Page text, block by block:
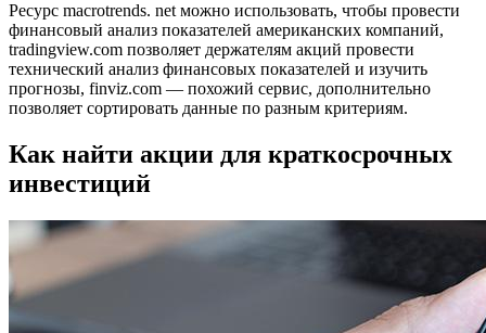
Ресурс macrotrends. net можно использовать, чтобы провести
финансовый анализ показателей американских компаний,
tradingview.com позволяет держателям акций провести
технический анализ финансовых показателей и изучить
прогнозы, finviz.com — похожий сервис, дополнительно
позволяет сортировать данные по разным критериям.
Как найти акции для краткосрочных
инвестиций